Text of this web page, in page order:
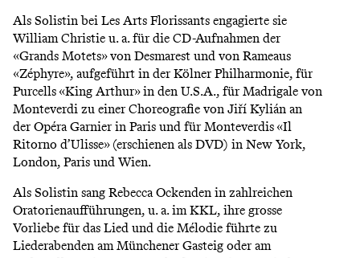
Als Solistin bei Les Arts Florissants engagierte sie
William Christie u. a. für die CD-Aufnahmen der
«Grands Motets» von Desmarest und von Rameaus
«Zéphyre», aufgeführt in der Kölner Philharmonie, für
Purcells «King Arthur» in den U.S.A., für Madrigale von
Monteverdi zu einer Choreografie von Jiří Kylián an
der Opéra Garnier in Paris und für Monteverdis «Il
Ritorno d’Ulisse» (erschienen als DVD) in New York,
London, Paris und Wien.
Als Solistin sang Rebecca Ockenden in zahlreichen
Oratorienaufführungen, u. a. im KKL, ihre grosse
Vorliebe für das Lied und die Mélodie führte zu
Liederabenden am Münchener Gasteig oder am